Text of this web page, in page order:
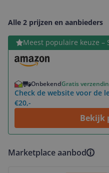
Alle 2 prijzen en aanbieders
Meest populaire keuze –
OnbekendGratis
Check de website voor de
€20,-
Bekijk
Bekijk product
Marketplace aanbod